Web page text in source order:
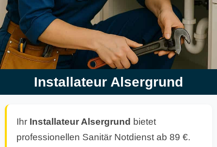
Installateur Alsergrund
Ihr Installateur Alsergrund bietet
professionellen Sanitär Notdienst ab 89 €.